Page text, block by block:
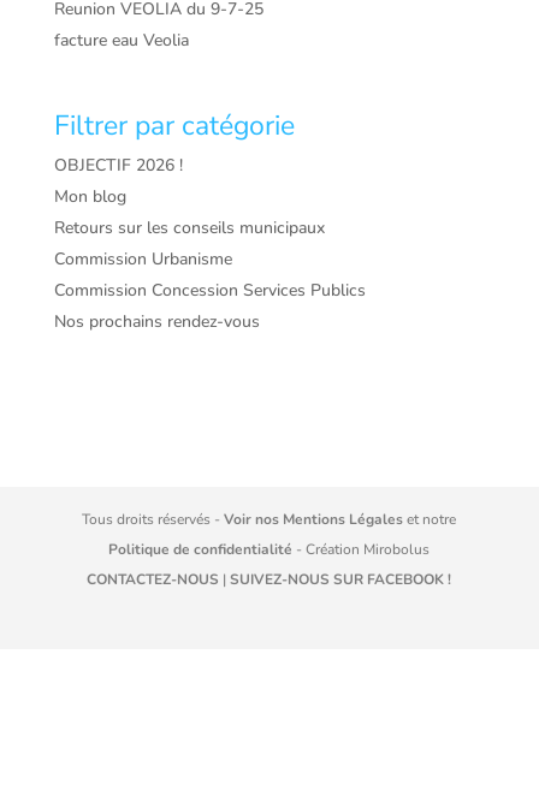
Reunion VEOLIA du 9-7-25
facture eau Veolia
Filtrer par catégorie
OBJECTIF 2026 !
Mon blog
Retours sur les conseils municipaux
Commission Urbanisme
Commission Concession Services Publics
Nos prochains rendez-vous
Tous droits réservés -Voir nos Mentions Légaleset notre
Politique de confidentialité - Création Mirobolus
CONTACTEZ-NOUS |SUIVEZ-NOUS SUR FACEBOOK !